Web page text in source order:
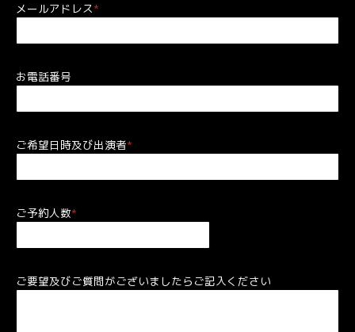
メールアドレス*
お電話番号
ご希望日時及び出演者*
ご予約人数*
ご要望及びご質問がございましたらご記入ください